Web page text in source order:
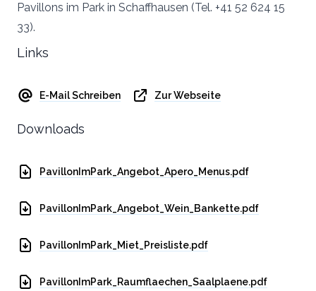
Pavillons im Park in Schaffhausen (Tel. +41 52 624 15
33).
Links
E-Mail Schreiben Zur Webseite
Downloads
PavillonImPark_Angebot_Apero_Menus.pdf
PavillonImPark_Angebot_Wein_Bankette.pdf
PavillonImPark_Miet_Preisliste.pdf
PavillonImPark_Raumflaechen_Saalplaene.pdf